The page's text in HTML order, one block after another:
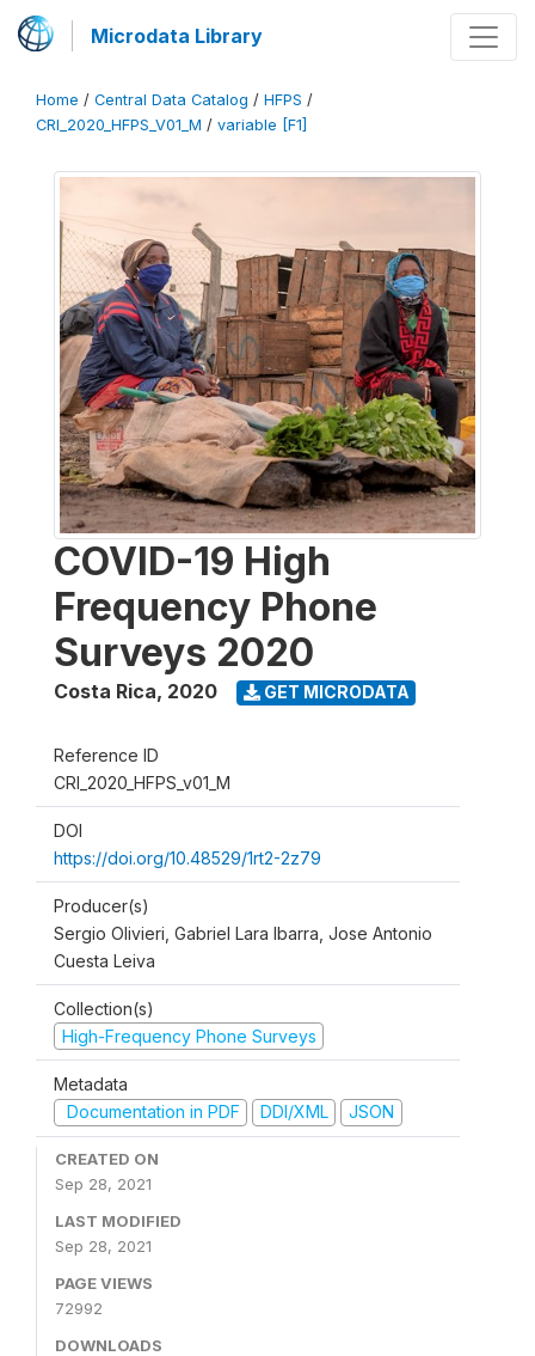
Microdata Library
Home / Central Data Catalog / HFPS /
CRI_2020_HFPS_V01_M / variable [F1]
COVID-19 High
Frequency Phone
Surveys 2020
Costa Rica, 2020 GET MICRODATA
Reference ID
CRI_2020_HFPS_v01_M
DOI
https://doi.org/10.48529/1rt2-2z79
Producer(s)
Sergio Olivieri, Gabriel Lara Ibarra, Jose Antonio
Cuesta Leiva
Collection(s)
High-Frequency Phone Surveys
Metadata
Documentation in PDF
DDI/XML JSON
CREATED ON
Sep 28, 2021
LAST MODIFIED
Sep 28, 2021
PAGE VIEWS
72992
DOWNLOADS